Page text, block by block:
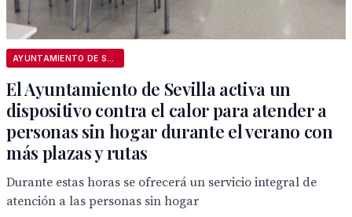
El Ayuntamiento de Sevilla activa un
dispositivo contra el calor para atender a
personas sin hogar durante el verano con
más plazas y rutas
Durante estas horas se ofrecerá un servicio integral de
atención a las personas sin hogar